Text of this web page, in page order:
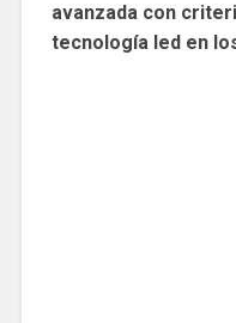
avanzada con
tecnología led en